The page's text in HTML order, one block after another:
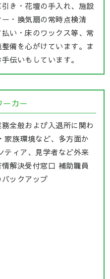
き・花壇の手入れ、施設
・換気扇の常時点検清
い・床のワックス等、常
備を心がけています。ま
伝いもしています。
ーカー
全般および入退所に関わ
家族環境など、多方面か
ティア、見学者など外来
解決受付窓口 補助職員
バックアップ